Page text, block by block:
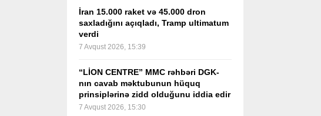
İran 15.000 raket və 45.000 dron
saxladığını açıqladı, Tramp ultimatum
verdi
7 Avqust 2026, 15:39
“LİON CENTRE” MMC rəhbəri DGK-
nın cavab məktubunun hüquq
prinsiplərinə zidd olduğunu iddia edir
7 Avqust 2026, 15:30